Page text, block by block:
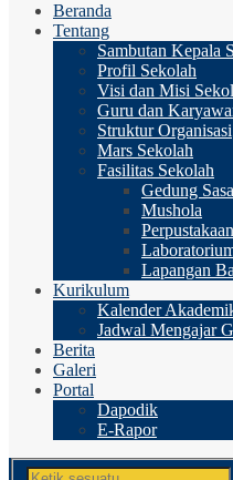
Beranda
Tentang
Sambutan Kepala
Profil Sekolah
Visi dan Misi
Guru dan
Struktur Organisasi
Mars Sekolah
Fasilitas Sekolah
Gedung
Mushola
Lapangan
Kurikulum
Kalender
Jadwal Mengajar
Berita
Galeri
Portal
Dapodik
E-Rapor